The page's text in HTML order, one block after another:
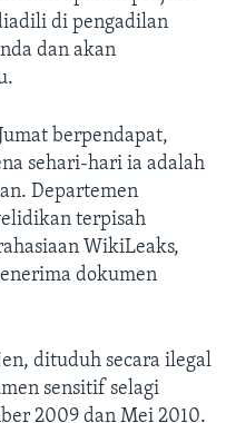
di pengadilan
dan akan
berpendapat,
sehari-hari ia adalah
Departemen
terpisah
WikiLeaks,
dokumen
dituduh secara ilegal
sensitif selagi
2009 dan Mei 2010.